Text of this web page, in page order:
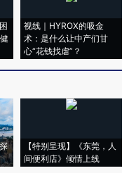
视线｜HYROX的吸金
术：是什么让中产们甘
心“花钱找虐”？
【特别呈现】《东莞，人
间便利店》倾情上线